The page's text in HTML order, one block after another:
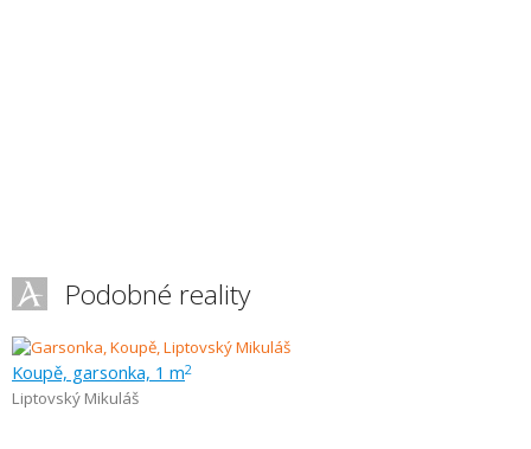
Podobné reality
Koupě, garsonka, 1 m2
Liptovský Mikuláš